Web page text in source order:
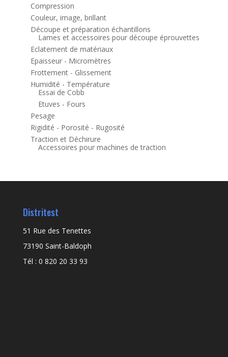
Compression
Couleur, image, brillant
Découpe et préparation échantillons
Lames et accessoires pour découpe éprouvettes
Eclatement de matériaux
Epaisseur - Micromètres
Frottement - Glissement
Humidité - Température
Essai de Cobb
Etuves - Fours
Pesage
Rigidité - Porosité - Rugosité
Traction et Déchirure
Accessoires pour machines de traction
Distritest
51 Rue des Tenettes
73190 Saint-Baldoph
Tél : 0 820 20 33 93